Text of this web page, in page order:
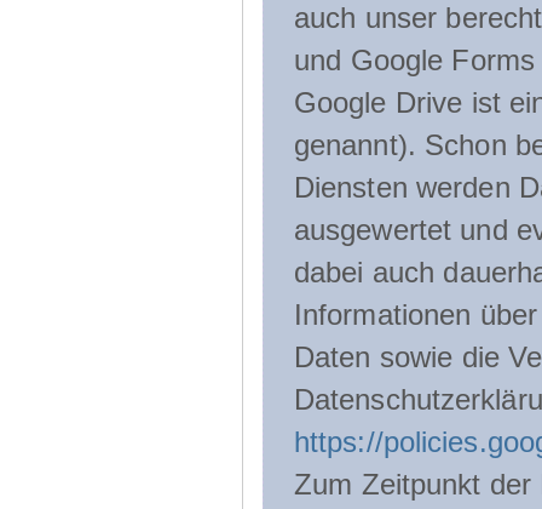
auch unser
und Google
Google Drive ist
genannt). Schon
Diensten werden
ausgewertet und
dabei auch
Informationen
Daten sowie die
https://
Zum Zeitpunkt der